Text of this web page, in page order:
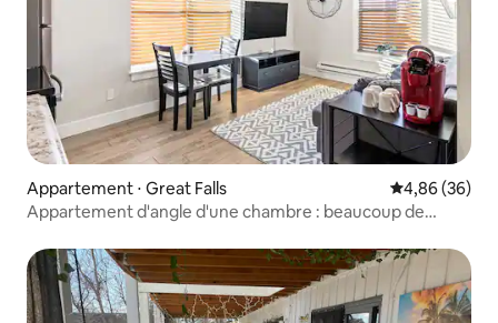
Appartement ⋅ Great Falls Évaluation
4,86 (36)
Appartement d'angle d'une chambre : beaucoup de